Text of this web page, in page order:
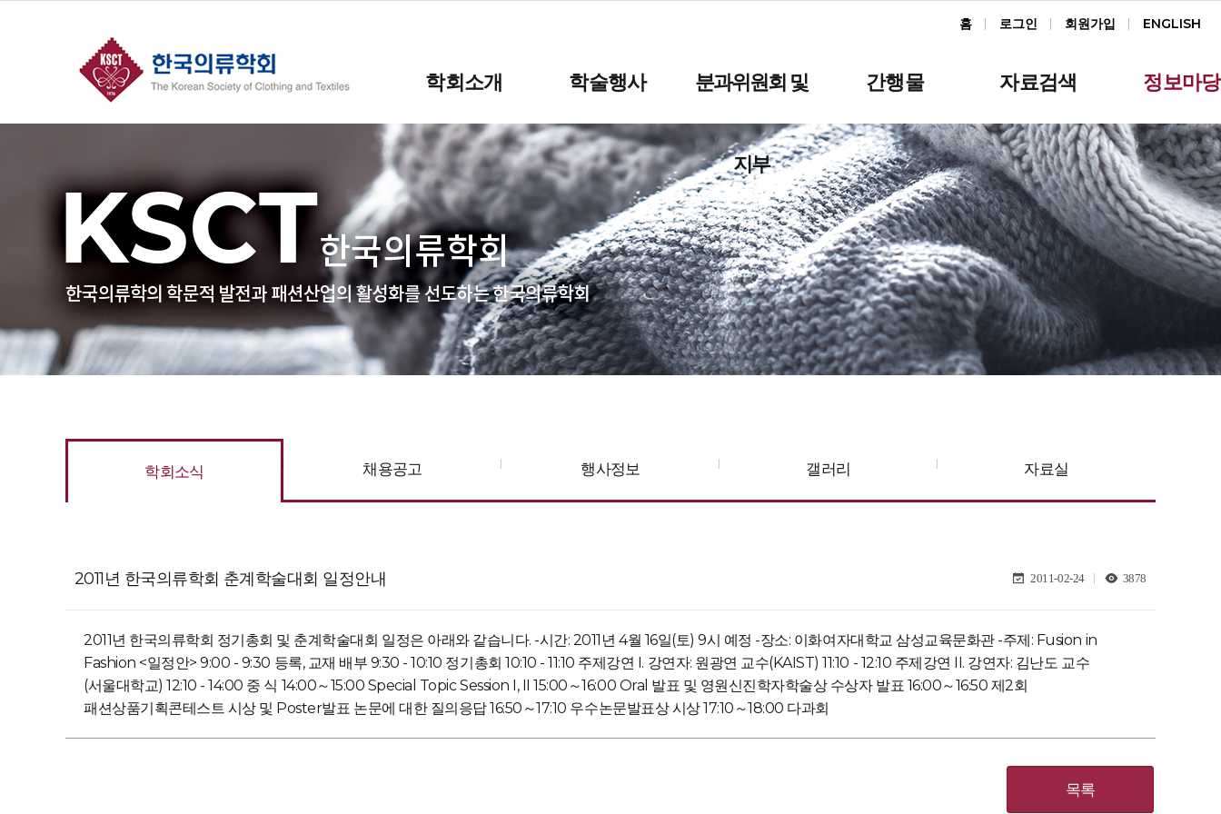
홈 로그인 회원가입 ENGLISH
학회소개 학술행사 분과위원회 및
지부
간행물 자료검색 정보마당
학회소식 채용공고 행사정보 갤러리 자료실
2011년 한국의류학회 춘계학술대회 일정안내 2011-02-24 3878
2011년 한국의류학회 정기총회 및 춘계학술대회 일정은 아래와 같습니다. -시간: 2011년 4월 16일(토) 9시 예정 -장소: 이화여자대학교 삼성교육문화관 -주제: Fusion in
Fashion <일정안> 9:00 - 9:30 등록, 교재 배부 9:30 - 10:10 정기총회 10:10 - 11:10 주제강연 I. 강연자: 원광연 교수(KAIST) 11:10 - 12:10 주제강연 II. 강연자: 김난도 교수
(서울대학교) 12:10 - 14:00 중 식 14:00～15:00 Special Topic Session I, II 15:00～16:00 Oral 발표 및 영원신진학자학술상 수상자 발표 16:00～16:50 제2회
패션상품기획콘테스트 시상 및 Poster발표 논문에 대한 질의응답 16:50～17:10 우수논문발표상 시상 17:10～18:00 다과회
목록